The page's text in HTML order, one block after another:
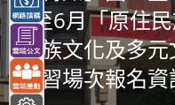
5至6月「原住
民族文化及多
研習場次報名資